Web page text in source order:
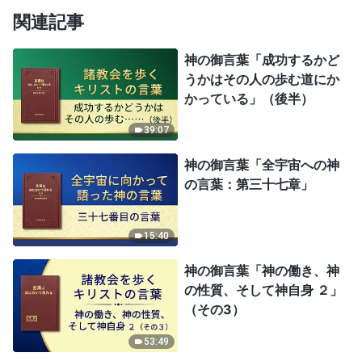
関連記事
39:07
神の御言葉「成功するかど
うかはその人の歩む道にか
かっている」（後半）
15:40
神の御言葉「全宇宙への神
の言葉：第三十七章」
53:49
神の御言葉「神の働き、神
の性質、そして神自身 ２」
（その3）